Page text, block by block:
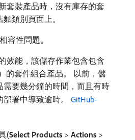
套裝產品時，沒有庫存的套
類別頁面上。
容性問題。
效能，該儲存作業包含包含
的套件組合產品。 以前，儲
需要幾分鐘的時間，而且有時
署中導致逾時。 GitHub-
(Select Products > Actions >